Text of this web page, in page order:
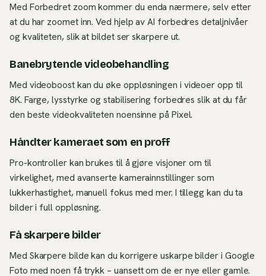
Med Forbedret zoom kommer du enda nærmere, selv etter
at du har zoomet inn. Ved hjelp av AI forbedres detaljnivåer
og kvaliteten, slik at bildet ser skarpere ut.
Banebrytende videobehandling
Med videoboost kan du øke oppløsningen i videoer opp til
8K. Farge, lysstyrke og stabilisering forbedres slik at du får
den beste videokvaliteten noensinne på Pixel.
Håndter kameraet som en proff
Pro-kontroller kan brukes til å gjøre visjoner om til
virkelighet, med avanserte kamerainnstillinger som
lukkerhastighet, manuell fokus med mer. I tillegg kan du ta
bilder i full oppløsning.
Få skarpere bilder
Med Skarpere bilde kan du korrigere uskarpe bilder i Google
Foto med noen få trykk – uansett om de er nye eller gamle.